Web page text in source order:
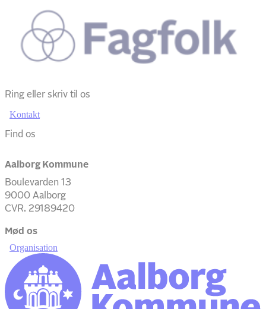
Ring eller skriv til os
Kontakt
Find os
Aalborg Kommune
Boulevarden 13
9000 Aalborg
CVR. 29189420
Mød os
Organisation